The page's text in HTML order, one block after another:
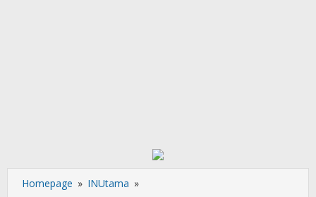
Homepage » INUtama »